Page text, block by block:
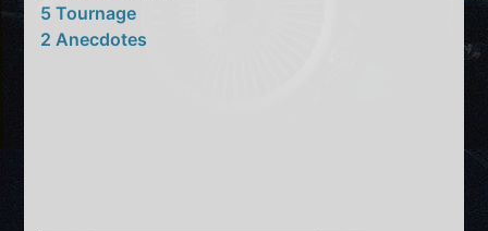
5 Tournage
2 Anecdotes